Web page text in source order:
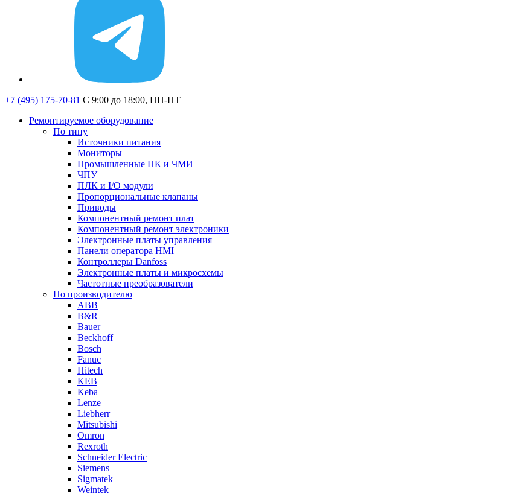
+7 (495) 175-70-81 C 9:00 до 18:00, ПН-ПТ
Ремонтируемое оборудование
По типу
Источники питания
Мониторы
Промышленные ПК и ЧМИ
ЧПУ
ПЛК и I/O модули
Пропорциональные клапаны
Приводы
Компонентный ремонт плат
Компонентный ремонт электроники
Электронные платы управления
Панели оператора HMI
Контроллеры Danfoss
Электронные платы и микросхемы
Частотные преобразователи
По производителю
ABB
B&R
Bauer
Beckhoff
Bosch
Fanuc
Hitech
KEB
Keba
Lenze
Liebherr
Mitsubishi
Omron
Rexroth
Schneider Electric
Siemens
Sigmatek
Weintek